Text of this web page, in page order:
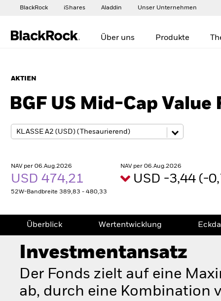
BlackRock iShares Aladdin Unser Unternehmen
Über uns Produkte
AKTIEN
BGF US Mid-Cap Value
NAV per 06.Aug.2026
USD 474,21
52W-Bandbreite 389,83 - 480,33
NAV per 06.Aug.2026
USD -3,44 (-
Überblick Wertentwicklung
Investmentansatz
Der Fonds zielt auf eine
ab, durch eine Kombination